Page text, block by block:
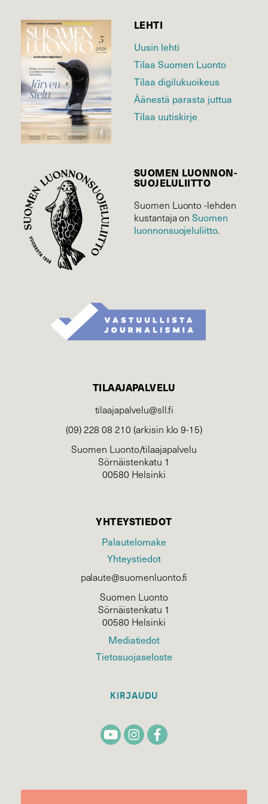
LEHTI
Uusin lehti
Tilaa Suomen Luonto
Tilaa digilukuoikeus
Äänestä parasta juttua
Tilaa uutiskirje
SUOMEN LUONNON­
SUOJELU­LIITTO
Suomen Luonto -lehden
kustantaja onSuomen
luonnonsuojelu­liitto.
TILAAJAPALVELU
tilaajapalvelu@sll.fi
(09) 228 08 210 (arkisin klo 9-15)
Suomen Luonto/tilaajapalvelu
Sörnäistenkatu 1
00580 Helsinki
YHTEYSTIEDOT
Palautelomake
Yhteystiedot
palaute@suomenluonto.fi
Suomen Luonto
Sörnäistenkatu 1
00580 Helsinki
Mediatiedot
Tietosuojaseloste
KIRJAUDU